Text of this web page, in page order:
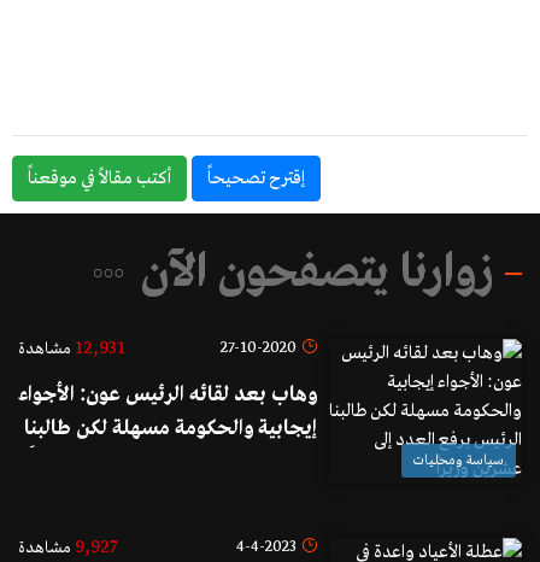
إقترح تصحيحاً أكتب مقالاً في موقعناً
زوارنا يتصفحون الآن
سياسة ومحليات
27-10-2020
12,931 مشاهدة
وهاب بعد لقائه الرئيس عون: الأجواء
إيجابية والحكومة مسهلة لكن طالبنا
4-4-2023
9,927 مشاهدة